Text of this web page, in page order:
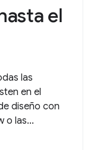
el
las
en el
diseño con
o las...